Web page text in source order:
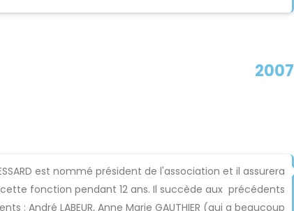
2007
est nommé président de l'association et il assurera
cette fonction pendant 12 ans. Il succède aux précédents
: André LABEUR, Anne Marie GAUTHIER (qui a beaucoup